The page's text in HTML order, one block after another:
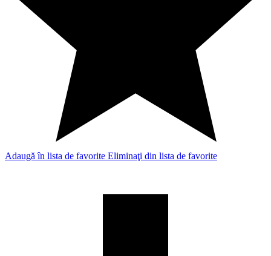
Adaugă în lista de favorite Eliminaţi din lista de favorite